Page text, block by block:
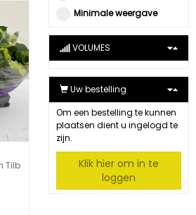
Tilb
Minimale weergave
VOLUMES
Uw bestelling
Om een bestelling te kunnen
plaatsen dient u ingelogd te
zijn.
Klik hier om in te
loggen